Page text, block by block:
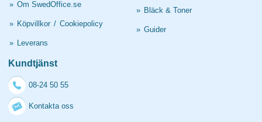
» Om SwedOffice.se
» Köpvillkor / Cookiepolicy
» Leverans
» Bläck & Toner
» Guider
Kundtjänst
08-24 50 55
Kontakta oss